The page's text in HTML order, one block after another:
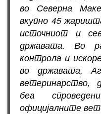
во Северна
вкупно 45
источниот и
државата. Во
контрола и
во државата,
ветеринарство,
беа
официјалните